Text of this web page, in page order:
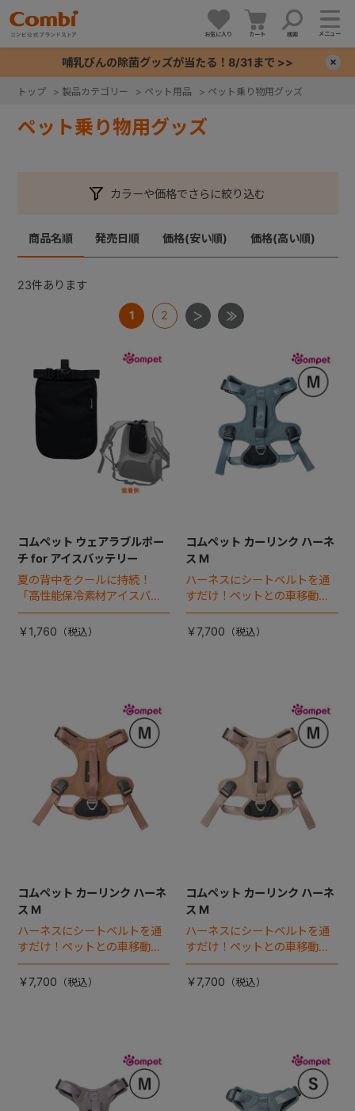
お気に入り カート 検索 メニュー
哺乳びんの除菌グッズが当たる！8/31まで >>
トップ > 製品カテゴリー > ペット用品 > ペット乗り物用グッズ
ペット乗り物用グッズ
カラーや価格でさらに絞り込む
商品名順 発売日順 価格(安い順) 価格(高い順)
23件あります
1 2
コムペット ウェアラブルポー
チ for アイスバッテリー
夏の背中をクールに持続！
「高性能保冷素材アイスバッ
テリー」専用のオプション。
様々なタイプのバックパック
￥1,760
コムペット カーリンク ハーネ
ス M
ハーネスにシートベルトを通
すだけ！ペットとの車移動を
カンタン・快適にする『カー
リンクハーネス』 登場。
￥7,700
コムペット カーリンク ハーネ
ス M
ハーネスにシートベルトを通
すだけ！ペットとの車移動を
カンタン・快適にする『カー
リンクハーネス』 登場。
￥7,700
コムペット カーリンク ハーネ
ス M
ハーネスにシートベルトを通
すだけ！ペットとの車移動を
カンタン・快適にする『カー
リンクハーネス』 登場。
￥7,700